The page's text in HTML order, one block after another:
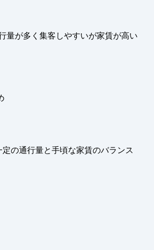
量が多く集客しやすいが家賃が高い
の通行量と手頃な家賃のバランス